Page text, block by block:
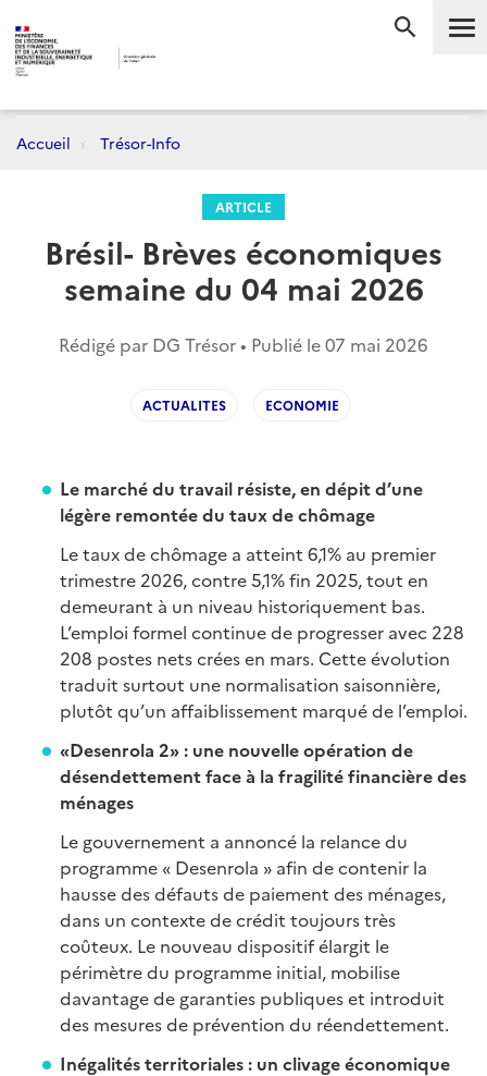
Accueil Trésor-Info
ARTICLE
Brésil- Brèves économiques
semaine du 04 mai 2026
Rédigé par DG Trésor • Publié le07 mai 2026
ACTUALITES ECONOMIE
Le marché du travail résiste, en dépit d’une
légère remontée du taux de chômage
Le taux de chômage a atteint 6,1% au premier
trimestre 2026, contre 5,1% fin 2025, tout en
demeurant à un niveau historiquement bas.
L’emploi formel continue de progresser avec 228
208 postes nets crées en mars. Cette évolution
traduit surtout une normalisation saisonnière,
plutôt qu’un affaiblissement marqué de l’emploi.
«Desenrola 2» : une nouvelle opération de
désendettement face à la fragilité financière des
ménages
Le gouvernement a annoncé la relance du
programme « Desenrola » afin de contenir la
hausse des défauts de paiement des ménages,
dans un contexte de crédit toujours très
coûteux. Le nouveau dispositif élargit le
périmètre du programme initial, mobilise
davantage de garanties publiques et introduit
des mesures de prévention du réendettement.
Inégalités territoriales : un clivage économique